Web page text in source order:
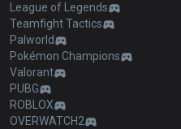
League of Legends
Teamfight Tactics
Palworld
Pokémon Champions
Valorant
PUBG
ROBLOX
OVERWATCH2